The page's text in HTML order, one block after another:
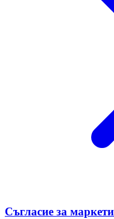
Съгласие за